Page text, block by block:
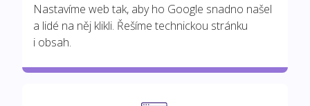
Nastavíme web tak, aby ho Google snadno našel
a lidé na něj klikli. Řešíme technickou stránku
i obsah.